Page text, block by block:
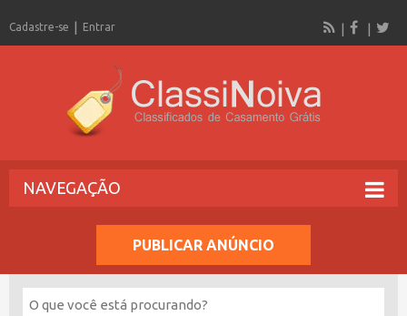
Cadastre-se Entrar
NAVEGAÇÃO
PUBLICAR ANÚNCIO